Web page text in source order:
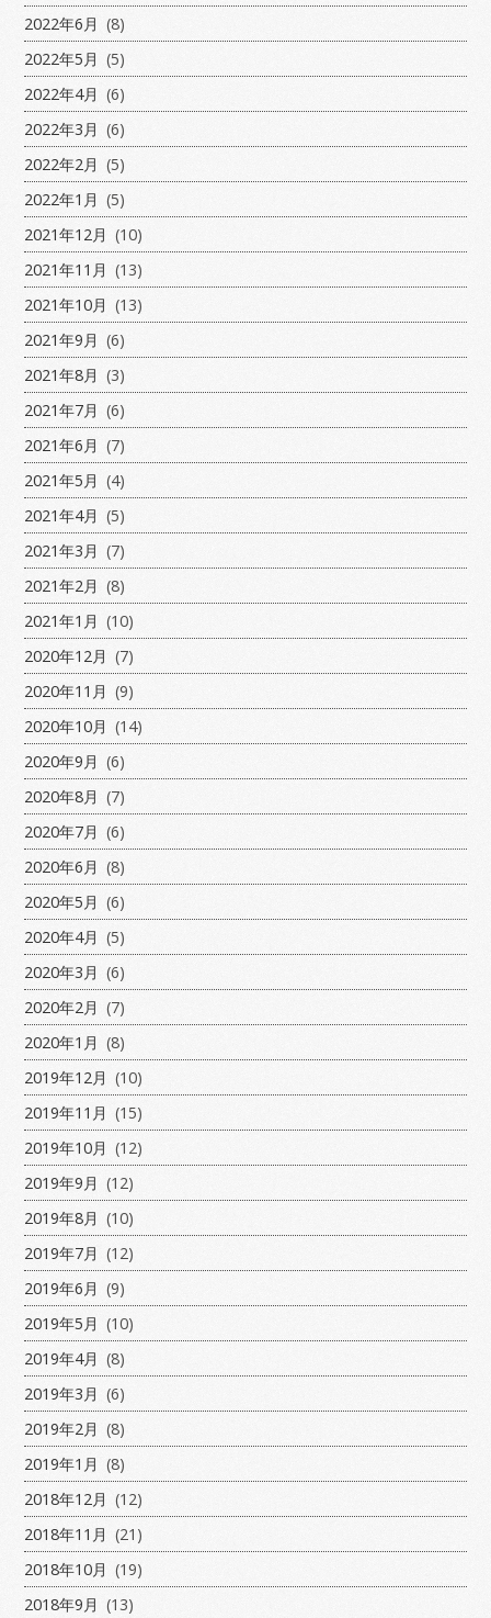
2022年6月 (8)
2022年5月 (5)
2022年4月 (6)
2022年3月 (6)
2022年2月 (5)
2022年1月 (5)
2021年12月 (10)
2021年11月 (13)
2021年10月 (13)
2021年9月 (6)
2021年8月 (3)
2021年7月 (6)
2021年6月 (7)
2021年5月 (4)
2021年4月 (5)
2021年3月 (7)
2021年2月 (8)
2021年1月 (10)
2020年12月 (7)
2020年11月 (9)
2020年10月 (14)
2020年9月 (6)
2020年8月 (7)
2020年7月 (6)
2020年6月 (8)
2020年5月 (6)
2020年4月 (5)
2020年3月 (6)
2020年2月 (7)
2020年1月 (8)
2019年12月 (10)
2019年11月 (15)
2019年10月 (12)
2019年9月 (12)
2019年8月 (10)
2019年7月 (12)
2019年6月 (9)
2019年5月 (10)
2019年4月 (8)
2019年3月 (6)
2019年2月 (8)
2019年1月 (8)
2018年12月 (12)
2018年11月 (21)
2018年10月 (19)
2018年9月 (13)